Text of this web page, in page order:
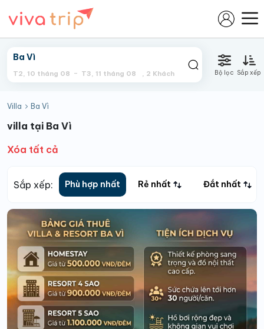
T2, 10 tháng 08 T3, 11 tháng 08 2 Khách Bộ lọc Sắp xếp
Villa Ba Vì
villa tại Ba Vì
Xóa tất cả
Sắp xếp: Phù hợp nhất Rẻ nhất Đắt nhất